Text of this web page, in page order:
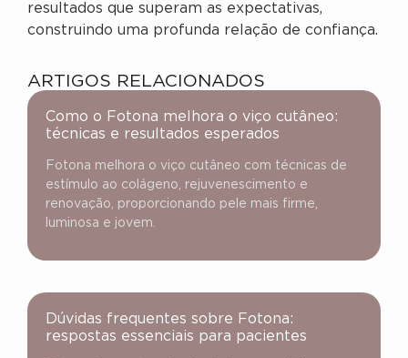
resultados que superam as expectativas,
construindo uma profunda relação de confiança.
ARTIGOS RELACIONADOS
Como o Fotona melhora o viço cutâneo:
técnicas e resultados esperados
Fotona melhora o viço cutâneo com técnicas de
estímulo ao colágeno, rejuvenescimento e
renovação, proporcionando pele mais firme,
luminosa e jovem.
Dúvidas frequentes sobre Fotona:
respostas essenciais para pacientes